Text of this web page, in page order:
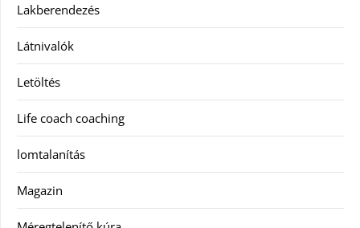
Lakberendezés
Látnivalók
Letöltés
Life coach coaching
lomtalanítás
Magazin